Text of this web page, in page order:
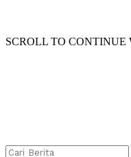
SCROLL TO